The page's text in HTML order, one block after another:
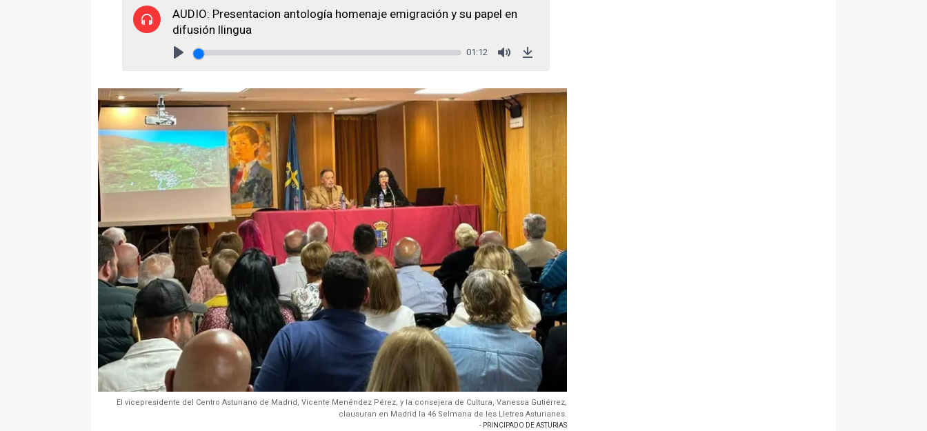
AUDIO: Presentacion antología homenaje emigración y su papel en
difusión llingua
01:12
El vicepresidente del Centro Asturiano de Madrid, Vicente Menéndez Pérez, y la consejera de Cultura, Vanessa Gutiérrez,
clausuran en Madrid la 46 Selmana de les Lletres Asturianes.
- PRINCIPADO DE ASTURIAS